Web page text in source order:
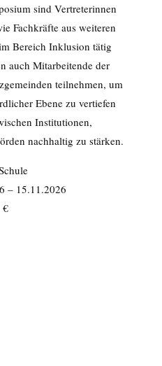
sind Vertreterinnen
Fachkräfte aus weiteren
Bereich Inklusion tätig
auch Mitarbeitende der
teilnehmen, um
Ebene zu vertiefen
Institutionen,
nachhaltig zu stärken.
– 15.11.2026
€